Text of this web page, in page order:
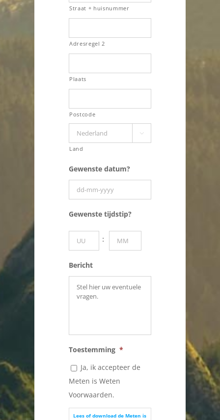
Straat + huisnummer
Adresregel 2
Plaats
Postcode

Land
Gewenste datum?
dash
MM
JJJJ
Gewenste tijdstip?
:
Uren Minuten
Bericht
Toestemming *
Ja, ik accepteer de
Meten is Weten
Voorwaarden.
Lees of download de Meten is